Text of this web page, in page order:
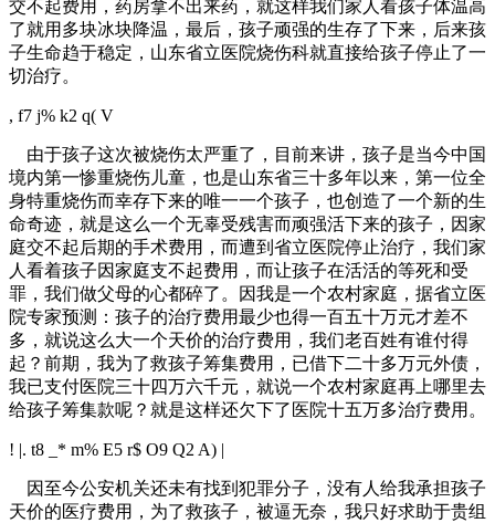
交不起费用，药房拿不出来药，就这样我们家人看孩子体温高
了就用多块冰块降温，最后，孩子顽强的生存了下来，后来孩
子生命趋于稳定，山东省立医院烧伤科就直接给孩子停止了一
切治疗。
, f7 j% k2 q( V
由于孩子这次被烧伤太严重了，目前来讲，孩子是当今中国
境内第一惨重烧伤儿童，也是山东省三十多年以来，第一位全
身特重烧伤而幸存下来的唯一一个孩子，也创造了一个新的生
命奇迹，就是这么一个无辜受残害而顽强活下来的孩子，因家
庭交不起后期的手术费用，而遭到省立医院停止治疗，我们家
人看着孩子因家庭支不起费用，而让孩子在活活的等死和受
罪，我们做父母的心都碎了。因我是一个农村家庭，据省立医
院专家预测：孩子的治疗费用最少也得一百五十万元才差不
多，就说这么大一个天价的治疗费用，我们老百姓有谁付得
起？前期，我为了救孩子筹集费用，已借下二十多万元外债，
我已支付医院三十四万六千元，就说一个农村家庭再上哪里去
给孩子筹集款呢？就是这样还欠下了医院十五万多治疗费用。
! |. t8 _* m% E5 r$ O9 Q2 A) |
因至今公安机关还未有找到犯罪分子，没有人给我承担孩子
天价的医疗费用，为了救孩子，被逼无奈，我只好求助于贵组